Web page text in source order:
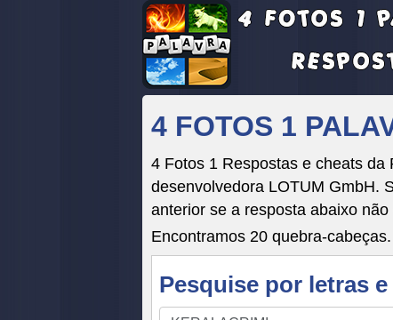
4 FOTOS 1
4 Fotos 1 Respostas e cheats
desenvolvedora LOTUM GmbH.
anterior se a resposta abaixo
Encontramos 20 quebra-cabeças.
Pesquise por letras